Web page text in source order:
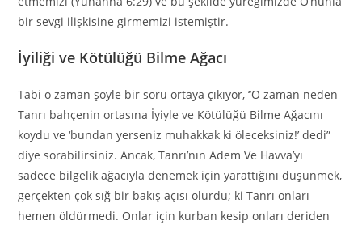
bir sevgi ilişkisine girmemizi istemiştir.
İyiliği ve Kötülüğü Bilme Ağacı
Tabi o zaman şöyle bir soru ortaya çıkıyor, ‘’O zaman neden
Tanrı bahçenin ortasına İyiyle ve Kötülüğü Bilme Ağacını
koydu ve ‘bundan yerseniz muhakkak ki öleceksiniz!’ dedi”
diye sorabilirsiniz. Ancak, Tanrı’nın Adem Ve Havva’yı
sadece bilgelik ağacıyla denemek için yarattığını düşünmek,
gerçekten çok sığ bir bakış açısı olurdu; ki Tanrı onları
hemen öldürmedi. Onlar için kurban kesip onları deriden